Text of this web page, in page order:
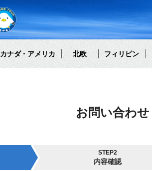
カナダ・アメリカ 北欧 フィリピン
お問い合わせ
STEP2
内容確認